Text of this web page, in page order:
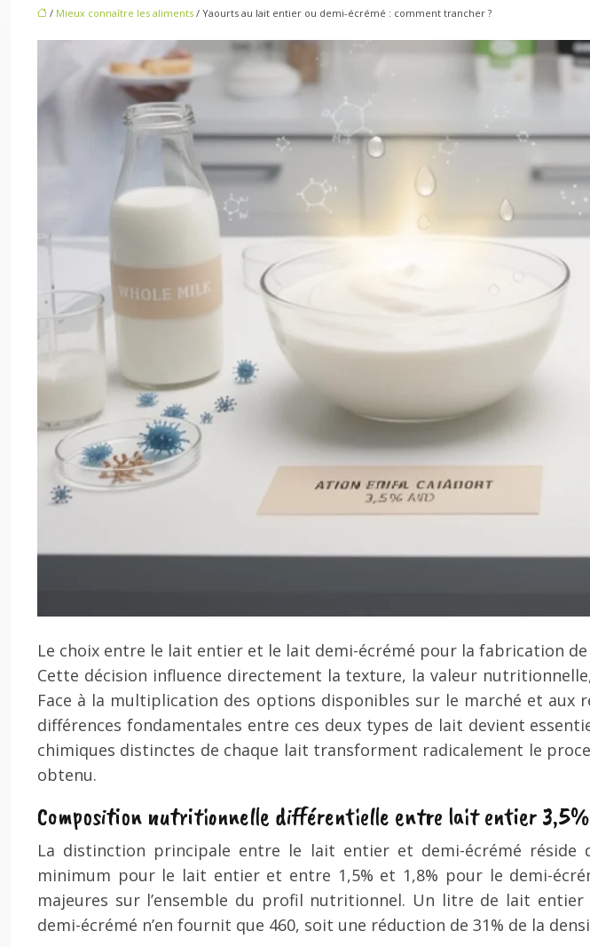
/ Mieux connaître les aliments / Yaourts au lait entier ou demi-écrémé : comment trancher ?
Le choix entre le lait entier et le lait demi-écrémé pour la fabrication
Cette décision influence directement la texture, la valeur
Face à la multiplication des options disponibles sur le marché et
différences fondamentales entre ces deux types de lait devient
chimiques distinctes de chaque lait transforment radicalement le
obtenu.
Composition nutritionnelle différentielle entre lait entier 3,5%
La distinction principale entre le lait entier et demi-écrémé réside
minimum pour le lait entier et entre 1,5% et 1,8% pour le demi-
majeures sur l’ensemble du profil nutritionnel. Un litre de lait
demi-écrémé n’en fournit que 460, soit une réduction de 31% de la